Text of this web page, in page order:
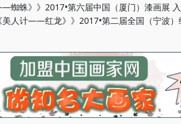
蜘蛛》》2017•第六届中国（厦门）漆画展
美人计——红龙》》2017•第二届全国（宁波）